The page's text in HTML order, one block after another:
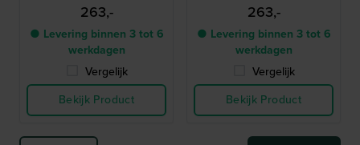
263,-
● Levering binnen 3 tot 6
werkdagen
Vergelijk
Bekijk Product
263,-
● Levering binnen 3 tot 6
werkdagen
Vergelijk
Bekijk Product